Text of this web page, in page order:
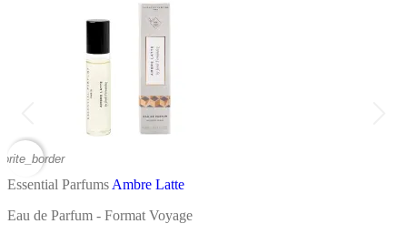
Essential Parfums Ambre Latte
Eau de Parfum - Format Voyage